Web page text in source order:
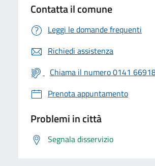
Contatta il comune
Leggi le domande frequenti
Richiedi assistenza
Chiama il numero 0141
Prenota appuntamento
Problemi in città
Segnala disservizio